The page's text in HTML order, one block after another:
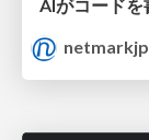
netmarkjp